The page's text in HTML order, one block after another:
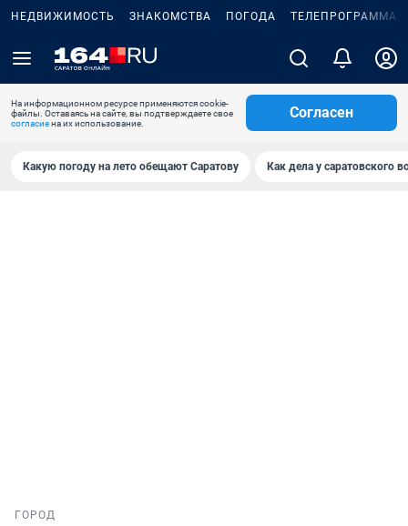
НЕДВИЖИМОСТЬ ЗНАКОМСТВА ПОГОДА ТЕЛЕПРОГРАММА
На информационном ресурсе применяются cookie-
файлы. Оставаясь на сайте, вы подтверждаете свое
согласиена их использование.
Согласен
Какую погоду на лето обещают Саратову Как дела у саратовского
ГОРОД